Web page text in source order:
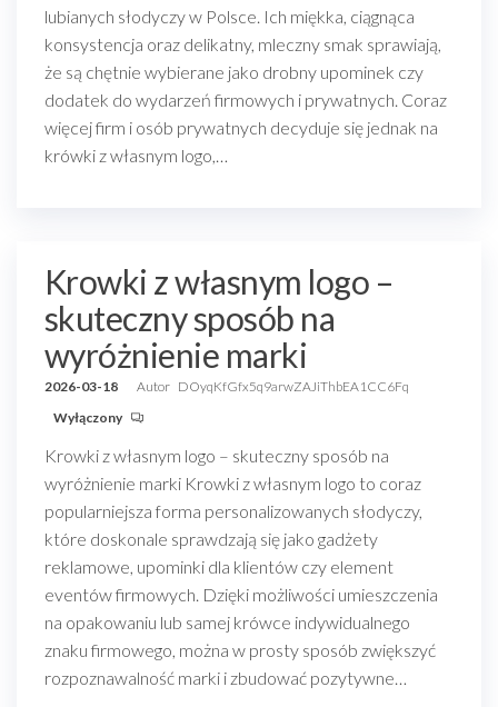
lubianych słodyczy w Polsce. Ich miękka, ciągnąca
konsystencja oraz delikatny, mleczny smak sprawiają,
że są chętnie wybierane jako drobny upominek czy
dodatek do wydarzeń firmowych i prywatnych. Coraz
więcej firm i osób prywatnych decyduje się jednak na
krówki z własnym logo,…
Krowki z własnym logo –
skuteczny sposób na
wyróżnienie marki
2026-03-18 Autor DOyqKfGfx5q9arwZAJiThbEA1CC6Fq
Wyłączony
Krowki z własnym logo – skuteczny sposób na
wyróżnienie marki Krowki z własnym logo to coraz
popularniejsza forma personalizowanych słodyczy,
które doskonale sprawdzają się jako gadżety
reklamowe, upominki dla klientów czy element
eventów firmowych. Dzięki możliwości umieszczenia
na opakowaniu lub samej krówce indywidualnego
znaku firmowego, można w prosty sposób zwiększyć
rozpoznawalność marki i zbudować pozytywne…